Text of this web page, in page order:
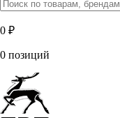
0 ₽
0 позиций